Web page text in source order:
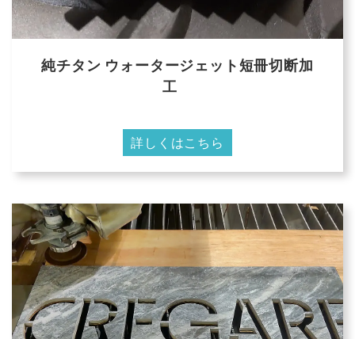
純チタン ウォータージェット短冊切断加
工
詳しくはこちら